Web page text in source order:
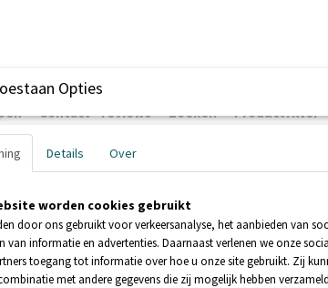
Contact - reviews Zoeken Productfilter
POMPEN BOOSTERPOMPEN
40MA 230V
Opties
Details Over
worden cookies gebruikt
door ons gebruikt voor verkeersanalyse, het aanbieden van
van informatie en advertenties. Daarnaast verlenen we onze
toegang tot informatie over hoe u onze site gebruikt. Zij
met andere gegevens die zij mogelijk hebben